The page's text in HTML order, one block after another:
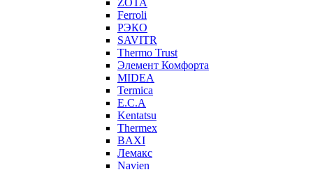
ZOTA
Ferroli
РЭКО
SAVITR
Thermo Trust
Элемент Комфорта
MIDEA
Termica
E.C.A
Kentatsu
Thermex
BAXI
Лемакс
Navien